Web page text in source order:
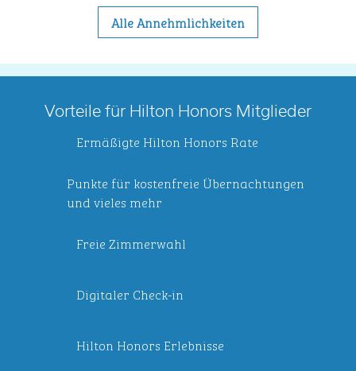
Alle Annehmlichkeiten
Vorteile für Hilton Honors Mitglieder
Ermäßigte Hilton Honors Rate
Punkte für kostenfreie Übernachtungen
und vieles mehr
Freie Zimmerwahl
Digitaler Check-in
Hilton Honors Erlebnisse